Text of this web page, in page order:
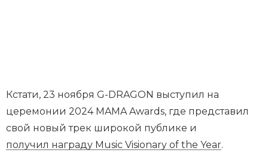
Кстати, 23 ноября G-DRAGON выступил на
церемонии 2024 MAMA Awards, где представил
свой новый трек широкой публике и
получил награду Music Visionary of the Year.